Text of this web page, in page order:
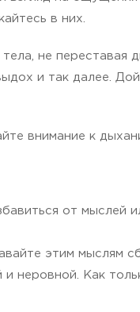
в них.
не переставая
и так далее.
внимание к
от мыслей
этим мыслям
неровной. Как